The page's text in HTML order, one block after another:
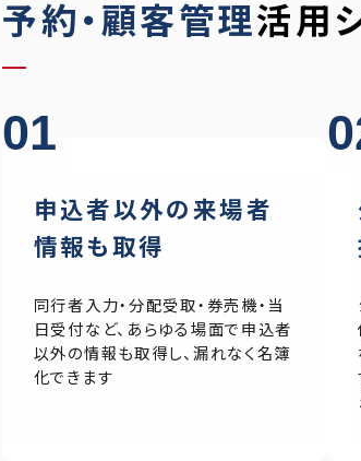
予約・顧客管理活用
01
申込者以外の来場者
情報も取得
同行者入力・分配受取・券売機・当
日受付など、あらゆる場面で申込者
以外の情報も取得し、漏れなく名簿
化できます